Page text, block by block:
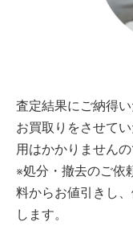
査定結果にご納得
お買取りをさせて
用はかかりません
※処分・撤去のご依
料からお値引きし
します。